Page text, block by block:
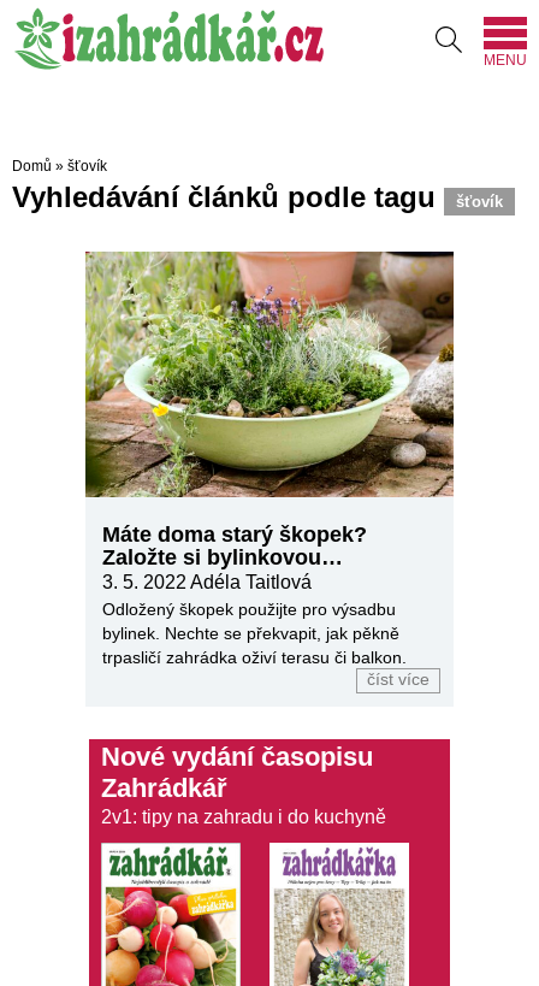
MENU
Domů » šťovík
Vyhledávání článků podle tagu šťovík
Máte doma starý škopek?
Založte si bylinkovou
minizahrádku
3. 5. 2022 Adéla Taitlová
Odložený škopek použijte pro výsadbu
bylinek. Nechte se překvapit, jak pěkně
trpasličí zahrádka oživí terasu či balkon.
číst více
Nové vydání časopisu
Zahrádkář
2v1: tipy na zahradu i do kuchyně